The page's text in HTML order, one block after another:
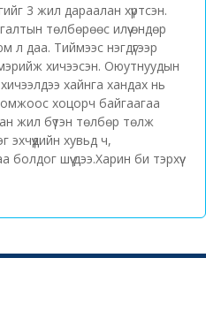
3 жил дараалан хүртсэн.
төлбөрөөс илүү өндөр
л даа. Тиймээс нэгдүгээр
хичээсэн. Оюутнуудын
хайнга хандах нь
хоцорч байгаагаа
жил бүтэн төлбөр төлж
эхчүүдийн хувьд ч,
шүү дээ.Харин би тэрхүү